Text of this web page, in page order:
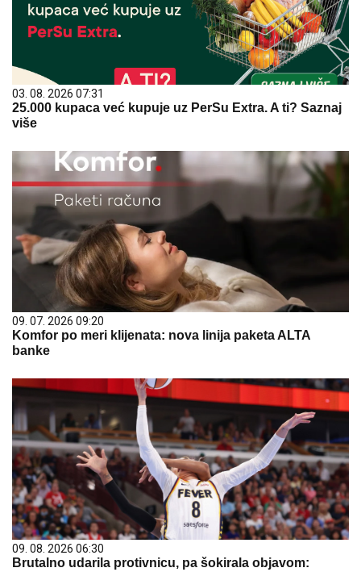
03. 08. 2026 07:31
25.000 kupaca već kupuje uz PerSu Extra. A ti? Saznaj
više
09. 07. 2026 09:20
Komfor po meri klijenata: nova linija paketa ALTA
banke
09. 08. 2026 06:30
Brutalno udarila protivnicu, pa šokirala objavom: